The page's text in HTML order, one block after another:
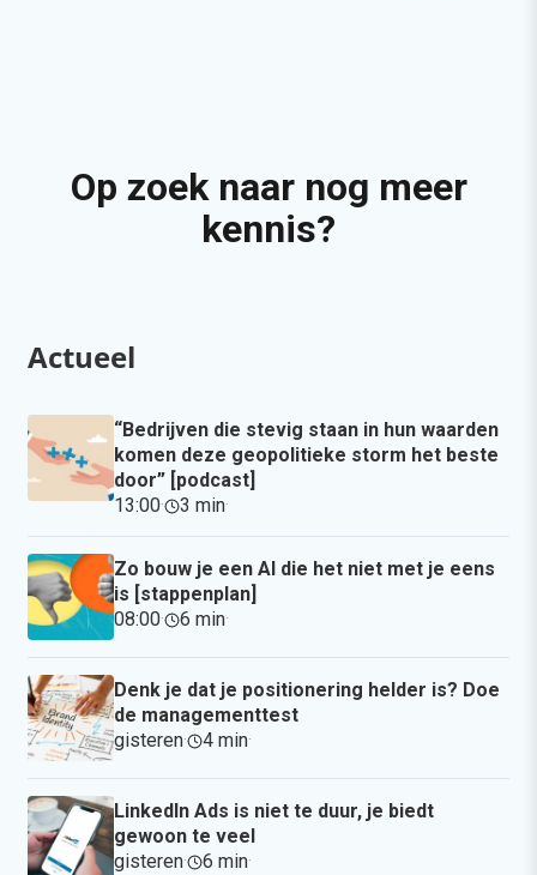
Op zoek naar nog meer
kennis?
Actueel
“Bedrijven die stevig staan in hun waarden
komen deze geopolitieke storm het beste
door” [podcast]
13:00· 3 min·
Zo bouw je een AI die het niet met je eens
is [stappenplan]
08:00· 6 min·
Denk je dat je positionering helder is? Doe
de managementtest
gisteren· 4 min·
LinkedIn Ads is niet te duur, je biedt
gewoon te veel
gisteren· 6 min·